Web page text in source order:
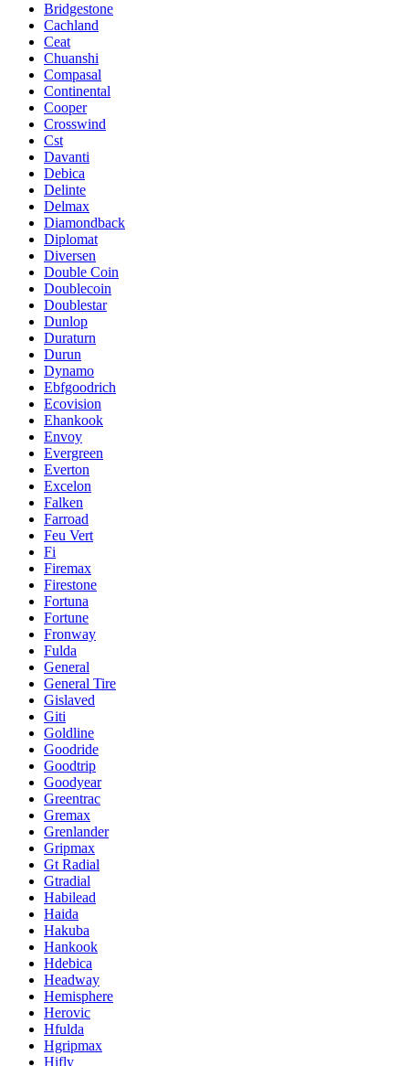
Bridgestone
Cachland
Ceat
Chuanshi
Compasal
Continental
Cooper
Crosswind
Cst
Davanti
Debica
Delinte
Delmax
Diamondback
Diplomat
Diversen
Double Coin
Doublecoin
Doublestar
Dunlop
Duraturn
Durun
Dynamo
Ebfgoodrich
Ecovision
Ehankook
Envoy
Evergreen
Everton
Excelon
Falken
Farroad
Feu Vert
Fi
Firemax
Firestone
Fortuna
Fortune
Fronway
Fulda
General
General Tire
Gislaved
Giti
Goldline
Goodride
Goodtrip
Goodyear
Greentrac
Gremax
Grenlander
Gripmax
Gt Radial
Gtradial
Habilead
Haida
Hakuba
Hankook
Hdebica
Headway
Hemisphere
Herovic
Hfulda
Hgripmax
Hifly